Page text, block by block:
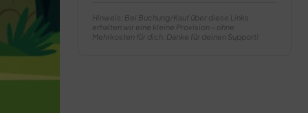
Hinweis: Bei Buchung/Kauf über diese Links
erhalten wir eine kleine Provision – ohne
Mehrkosten für dich. Danke für deinen Support!